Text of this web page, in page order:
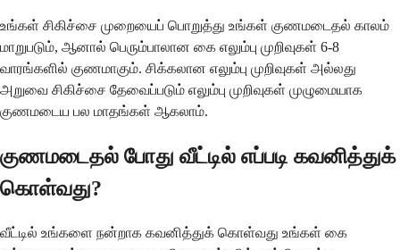
உங்கள் சிகிச்சை முறையைப் பொறுத்து உங்கள் குணமடைதல் காலம்
மாறுபடும், ஆனால் பெரும்பாலான கை எலும்பு முறிவுகள் 6-8
வாரங்களில் குணமாகும். சிக்கலான எலும்பு முறிவுகள் அல்லது
அறுவை சிகிச்சை தேவைப்படும் எலும்பு முறிவுகள் முழுமையாக
குணமடைய பல மாதங்கள் ஆகலாம்.
குணமடைதல் போது வீட்டில் எப்படி கவனித்துக்
கொள்வது?
வீட்டில் உங்களை நன்றாக கவனித்துக் கொள்வது உங்கள் கை